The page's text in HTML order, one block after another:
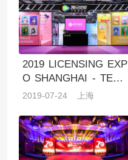
2019 LICENSING EXP
O SHANGHAI - TENC
ENT VIDEO
2019-07-24 上海